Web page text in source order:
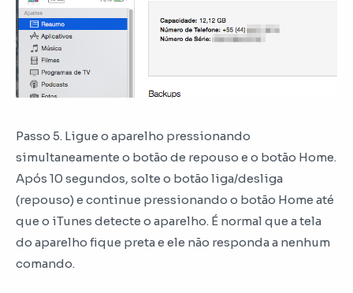
Passo 5. Ligue o aparelho pressionando
simultaneamente o botão de repouso e o botão Home.
Após 10 segundos, solte o botão liga/desliga
(repouso) e continue pressionando o botão Home até
que o iTunes detecte o aparelho. É normal que a tela
do aparelho fique preta e ele não responda a nenhum
comando.